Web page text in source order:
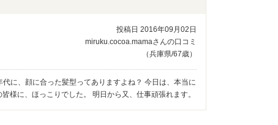
投稿日 2016年09月02日
miruku.cocoa.mamaさんの口コミ
（兵庫県/67歳）
に、顔に合った髪型ってありますよね？ 今日は、本当に
様に、ほっこりでした。 明日から又、仕事頑張れます。